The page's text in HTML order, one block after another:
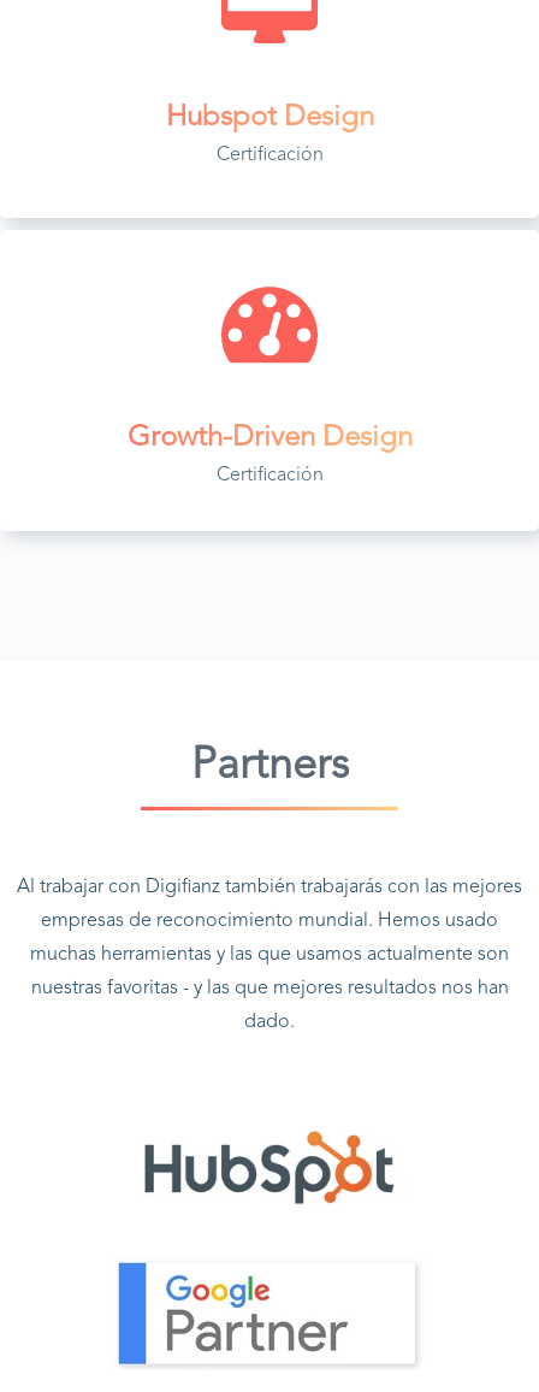
Hubspot Design
Certificación
Growth-Driven Design
Certificación
Partners
Al trabajar con Digifianz también trabajarás con las mejores
empresas de reconocimiento mundial. Hemos usado
muchas herramientas y las que usamos actualmente son
nuestras favoritas - y las que mejores resultados nos han
dado.